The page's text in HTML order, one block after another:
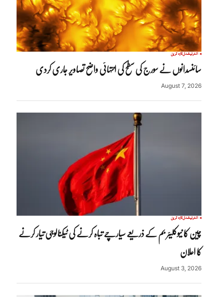
انٹرنیشنلتازہ ترین
سائنسدانوں نے سورج کی سطح کی انتہائی واضح تصاویر جاری کردی
August 7, 2026
انٹرنیشنلتازہ ترین
چین کا نیوکلیئر بم کے ذریعے سیارچے تباہ کرنے کی ٹیکنالوجی تیار کرنے
کا اعلان
August 3, 2026